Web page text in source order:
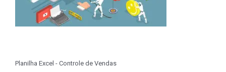
Planilha Excel - Controle de Vendas